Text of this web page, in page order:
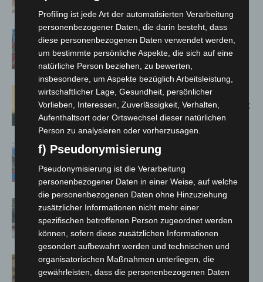
A2: Zweite Turbobaustelle startet
zwischen Hannover-West und
Bothfeld
Hannover: Erste Tigermücken-
Population in Niedersachsen entdeckt
Mann läuft mit Hockeyschläger über
Gasleitung bei McDonald’s-Umbau in
Langenhagen beschädigt
Hannover Klassik Open Air 2026:
Französische Oper im Maschpark
Profiling ist jede Art der automatisierten Verarbeitung
personenbezogener Daten, die darin besteht, dass
diese personenbezogenen Daten verwendet werden,
um bestimmte persönliche Aspekte, die sich auf eine
natürliche Person beziehen, zu bewerten,
insbesondere, um Aspekte bezüglich Arbeitsleistung,
wirtschaftlicher Lage, Gesundheit, persönlicher
Vorlieben, Interessen, Zuverlässigkeit, Verhalten,
Aufenthaltsort oder Ortswechsel dieser natürlichen
Person zu analysieren oder vorherzusagen.
f) Pseudonymisierung
Pseudonymisierung ist die Verarbeitung
personenbezogener Daten in einer Weise, auf welche
die personenbezogenen Daten ohne Hinzuziehung
zusätzlicher Informationen nicht mehr einer
spezifischen betroffenen Person zugeordnet werden
können, sofern diese zusätzlichen Informationen
gesondert aufbewahrt werden und technischen und
organisatorischen Maßnahmen unterliegen, die
gewährleisten, dass die personenbezogenen Daten